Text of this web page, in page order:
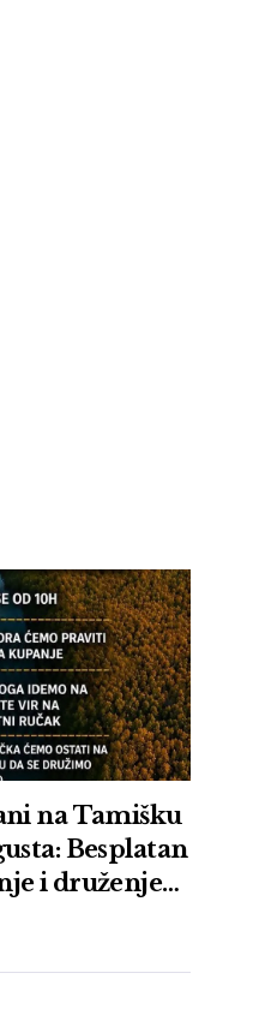
na Tamišku
Besplatan
i druženje
Orlovatu